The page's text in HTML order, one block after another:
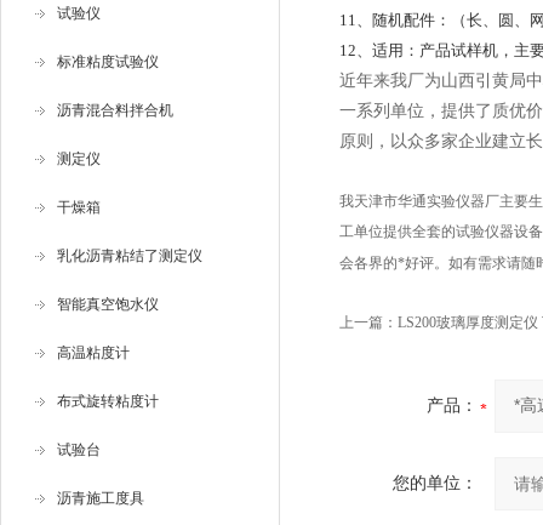
试验仪
标准粘度试验仪
沥青混合料拌合机
测定仪
干燥箱
乳化沥青粘结了测定仪
智能真空饱水仪
高温粘度计
布式旋转粘度计
试验台
沥青施工度具
11、随机配件：（长、圆、
12、适用：产品试样机，主
近年来我厂为山西引黄局
一系列单位，提供了质优
原则，以众多家企业建立
我天津市华通实验仪器厂主要
工单位提供全套的试验仪器设
会各界的*好评。如有需求请随
上一篇： LS200玻璃厚度测定仪
产品：
您的单位：